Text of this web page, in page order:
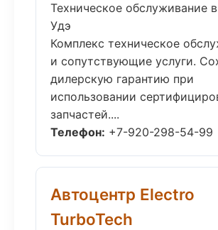
Техническое обслуживание
Удэ
Комплекс техническое
и сопутствующие услуги.
дилерскую гарантию при
использовании
запчастей....
Телефон: +7-920-298-54-99
Автоцентр Electro
TurboTech